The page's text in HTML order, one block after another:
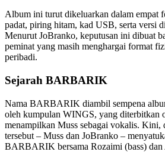
Album ini turut dikeluarkan dalam empat
padat, piring hitam, kad USB, serta versi
Menurut JoBranko, keputusan ini dibuat
peminat yang masih menghargai format
peribadi.
Sejarah BARBARIK
Nama BARBARIK diambil sempena
oleh kumpulan WINGS, yang diterbitkan
menampilkan Muss sebagai vokalis. Kini,
tersebut – Muss dan JoBranko –
BARBARIK bersama Rozaimi (bass)